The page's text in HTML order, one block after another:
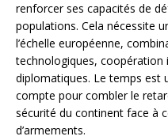
renforcer ses capacités de
populations. Cela nécessite
l’échelle européenne,
technologiques,
diplomatiques. Le temps est
compte pour combler le
sécurité du continent face à
d’armements.